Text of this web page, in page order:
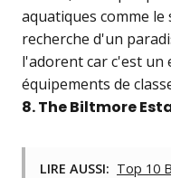
aquatiques comme
recherche d'un
l'adorent car c'est un
équipements de
8. The Biltmore
LIRE AUSSI: Top 10